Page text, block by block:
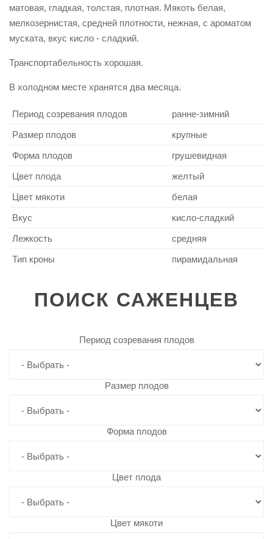
матовая, гладкая, толстая, плотная. Мякоть белая,
мелкозернистая, средней плотности, нежная, с ароматом
муската, вкус кисло - сладкий.
Транспортабельность хорошая.
В холодном месте хранятся два месяца.
Период созревания плодов
ранне-зимний
Размер плодов
крупные
Форма плодов
грушевидная
Цвет плода
желтый
Цвет мякоти
белая
Вкус
кисло-сладкий
Лежкость
средняя
Тип кроны
пирамидальная
ПОИСК САЖЕНЦЕВ
Период созревания плодов
Размер плодов
Форма плодов
Цвет плода
Цвет мякоти